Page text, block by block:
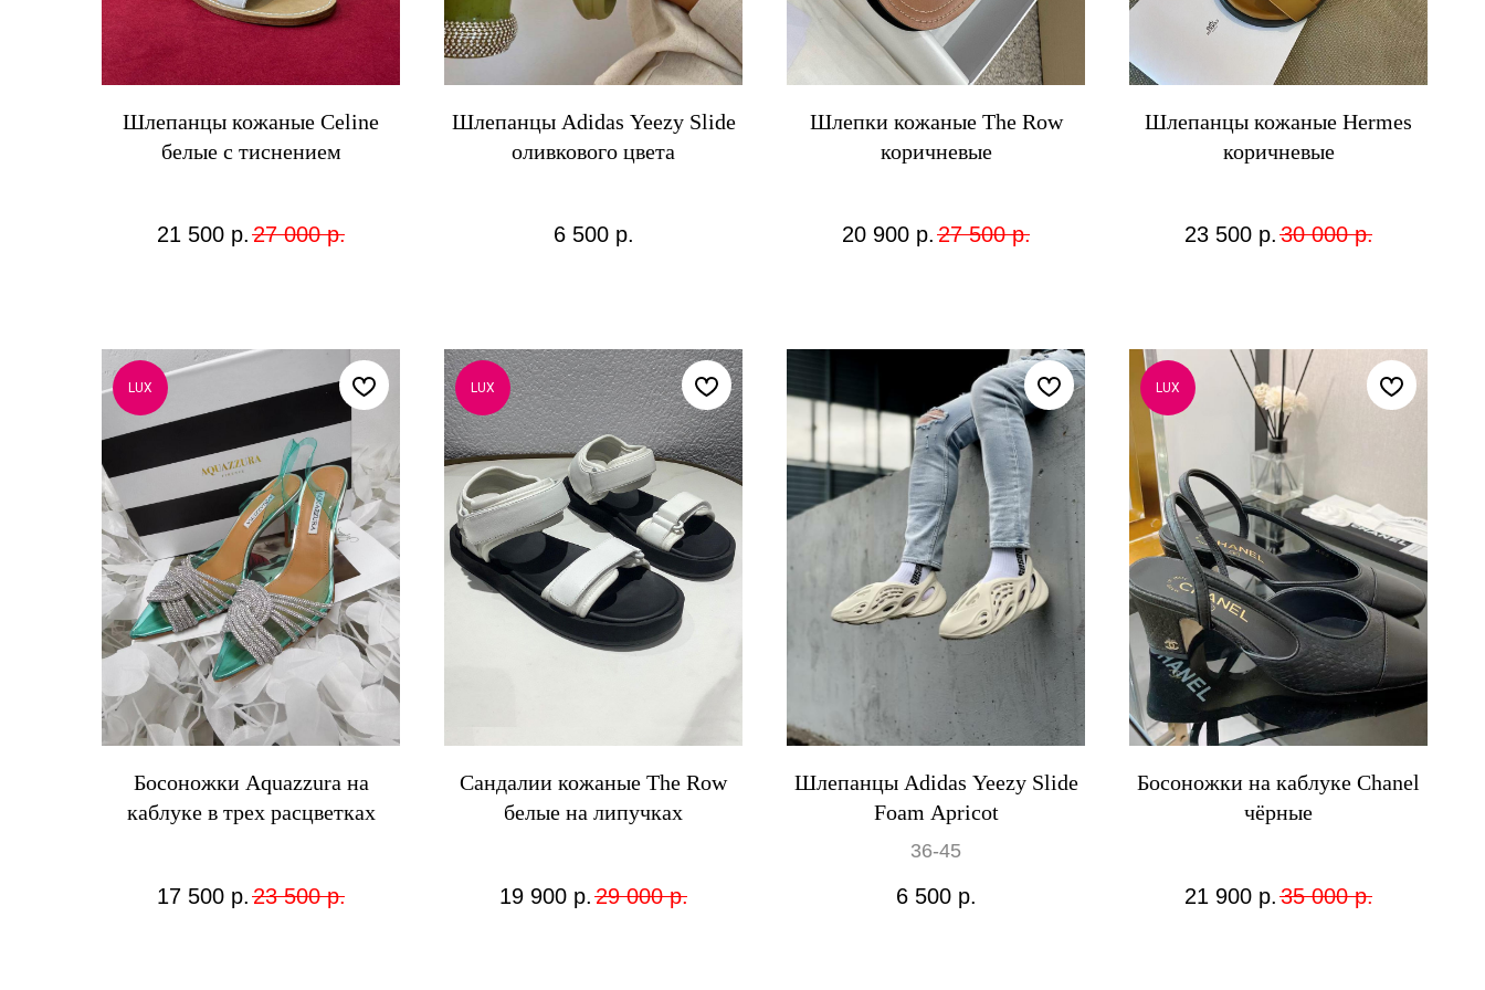
Шлепанцы кожаные Celine
белые с тиснением
21 500 р. 27 000 р.
Шлепанцы Adidas Yeezy Slide
оливкового цвета
6 500 р.
Шлепки кожаные The Row
коричневые
20 900 р. 27 500 р.
Шлепанцы кожаные Hermes
коричневые
23 500 р. 30 000 р.
LUX
Босоножки Aquazzura на
каблуке в трех расцветках
17 500 р. 23 500 р.
LUX
Сандалии кожаные The Row
белые на липучках
19 900 р. 29 000 р.
Шлепанцы Adidas Yeezy Slide
Foam Apricot
36-45
6 500 р.
LUX
Босоножки на каблуке Chanel
чёрные
21 900 р. 35 000 р.